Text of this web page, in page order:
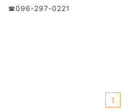
☎︎096-297-0221
1